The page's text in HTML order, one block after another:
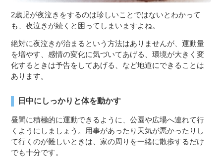
2歳児が夜泣きをするのは珍しいことではないとわかって
も、夜泣きが続くと困ってしまいますよね。
絶対に夜泣きが治まるという方法はありませんが、運動量
を増やす、感情の変化に気づいてあげる、環境が大きく変
化するときは予告をしてあげる、など地道にできることは
あります。
日中にしっかりと体を動かす
昼間に積極的に運動できるように、公園や広場へ連れて行
くようにしましょう。用事があったり天気が悪かったりし
て行くのが難しいときは、家の周りを一緒に散歩するだけ
でも十分です。